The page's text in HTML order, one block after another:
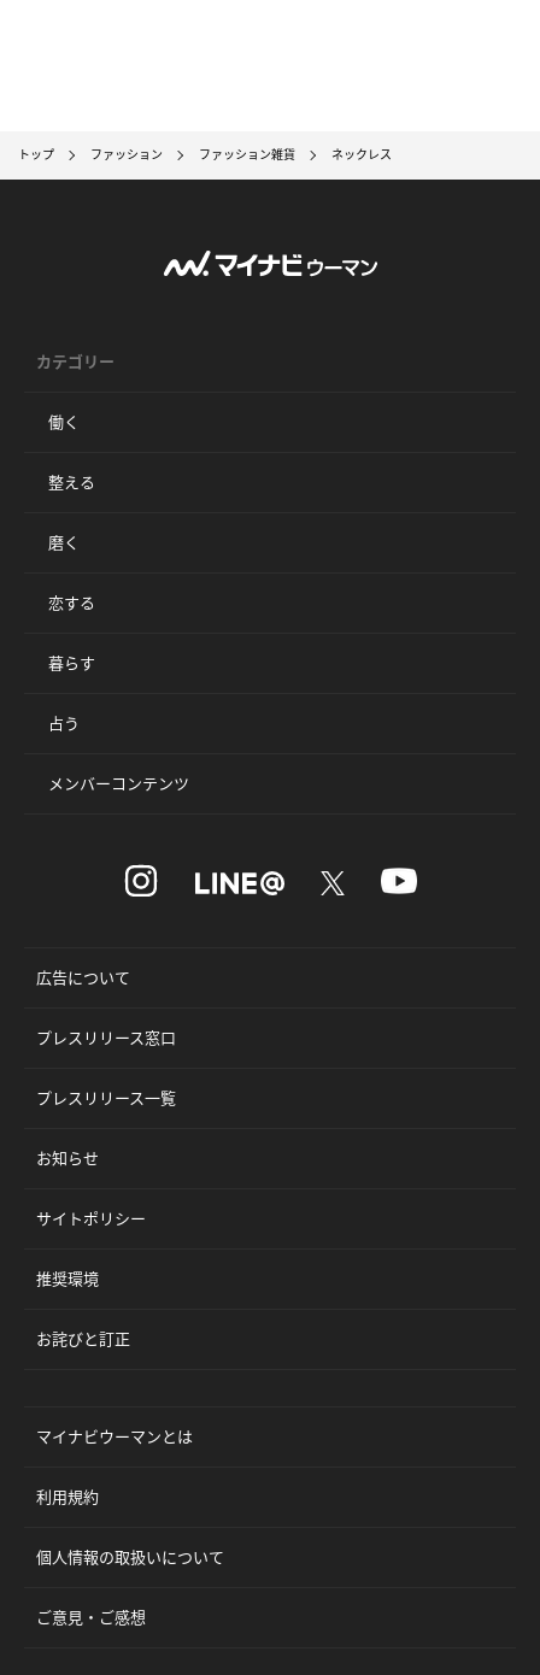
トップ ファッション ファッション雑貨 ネックレス
カテゴリー
働く
整える
磨く
恋する
暮らす
占う
メンバーコンテンツ
広告について
プレスリリース窓口
プレスリリース一覧
お知らせ
サイトポリシー
推奨環境
お詫びと訂正
マイナビウーマンとは
利用規約
個人情報の取扱いについて
ご意見・ご感想